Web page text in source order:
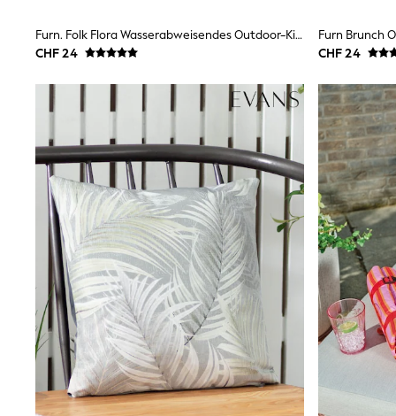
Sweatshirts & Hoodies
Knitwear
Trousers & Leggings
Nightwear & Pyjamas
Jeans
Shirts & Blouses
Swimwear
Sportswear
Dungarees
Multipacks
All Holiday Shop
Tops
Dresses
Shorts
Skirts
Sandals & Sliders
Rash Vests
Sun Safe Swimwear
Sun Hats & Caps
Denim Jackets
Furn. Folk Flora Wasserabweisendes Outdoor-Kissen
CHF 24
CHF 24